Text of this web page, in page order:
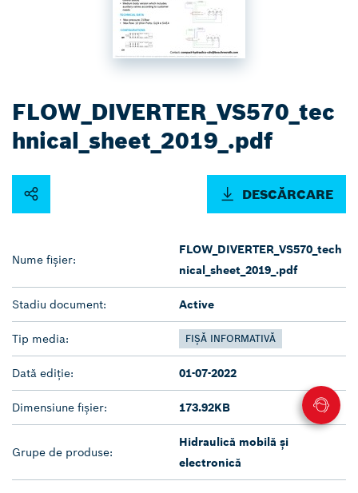
FLOW_DIVERTER_VS570_tec
hnical_sheet_2019_.pdf
DESCĂRCARE
Nume fișier:
FLOW_DIVERTER_VS570_tech
nical_sheet_2019_.pdf
Stadiu document: Active
Tip media: FIȘĂ INFORMATIVĂ
Dată ediție: 01-07-2022
Dimensiune fișier: 173.92KB
Grupe de produse:
Hidraulică mobilă și
electronică